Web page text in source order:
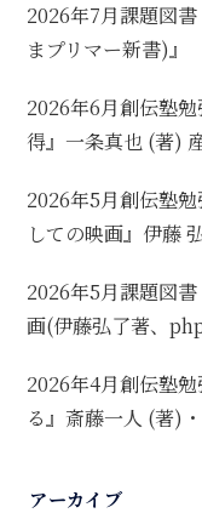
2026年7月課題図
まプリマー新書)』
2026年6月創伝塾
得』一条真也 (著)
2026年5月創伝塾
しての映画』伊藤
2026年5月課題図
画(伊藤弘了著、
2026年4月創伝塾
る』斎藤一人 (著)
アーカイブ